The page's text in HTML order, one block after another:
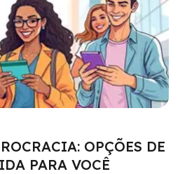
OPÇÕES DE
PARA VOCÊ